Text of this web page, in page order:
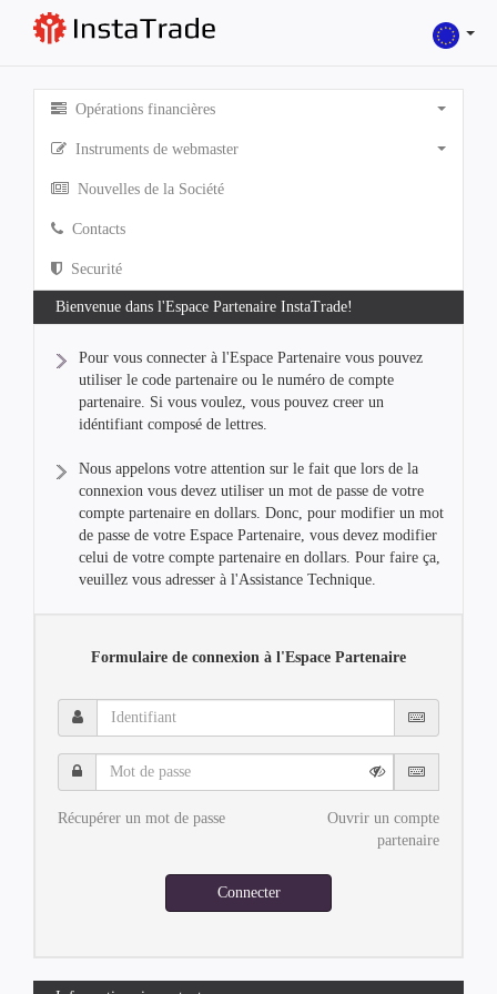
Opérations financières
Instruments de webmaster
Nouvelles de la Société
Contacts
Securité
Bienvenue dans l'Espace Partenaire InstaTrade!
Pour vous connecter à l'Espace Partenaire vous pouvez
utiliser le code partenaire ou le numéro de compte
partenaire. Si vous voulez, vous pouvez creer un
idéntifiant composé de lettres.
Nous appelons votre attention sur le fait que lors de la
connexion vous devez utiliser un mot de passe de votre
compte partenaire en dollars. Donc, pour modifier un mot
de passe de votre Espace Partenaire, vous devez modifier
celui de votre compte partenaire en dollars. Pour faire ça,
veuillez vous adresser à l'Assistance Technique.
Formulaire de connexion à l'Espace Partenaire
Identifiant
Mot
de
Récupérer un mot de passe
Ouvrir un compte
partenaire
Connecter